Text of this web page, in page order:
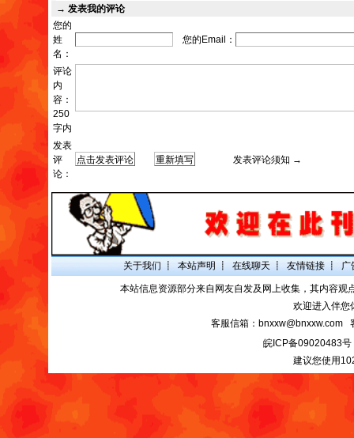
→ 发表我的评论
您的
姓
名：
您的Email：
评论
内
容：
250
字内
发表
评
论：
发表评论须知 →
关于我们 ┋ 本站声明 ┋ 在线聊天 ┋ 友情链接 ┋ 广
本站信息资源部分来自网友自发及网上收集，其内容
欢迎进入伴您
客服信箱：bnxxw@bnxxw.com
皖ICP备09020483号
建议您使用